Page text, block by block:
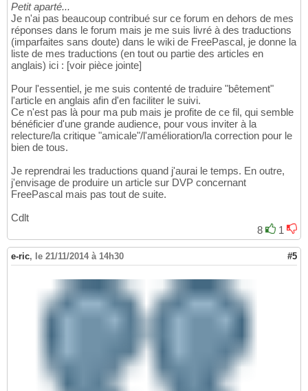
Petit aparté...
Je n'ai pas beaucoup contribué sur ce forum en dehors de mes
réponses dans le forum mais je me suis livré à des traductions
(imparfaites sans doute) dans le wiki de FreePascal, je donne la
liste de mes traductions (en tout ou partie des articles en
anglais) ici : [voir pièce jointe]
Pour l'essentiel, je me suis contenté de traduire "bêtement"
l'article en anglais afin d'en faciliter le suivi.
Ce n'est pas là pour ma pub mais je profite de ce fil, qui semble
bénéficier d'une grande audience, pour vous inviter à la
relecture/la critique "amicale"/l'amélioration/la correction pour le
bien de tous.
Je reprendrai les traductions quand j'aurai le temps. En outre,
j'envisage de produire un article sur DVP concernant
FreePascal mais pas tout de suite.
Cdlt
8
1
e-ric, le 21/11/2014 à 14h30 #5